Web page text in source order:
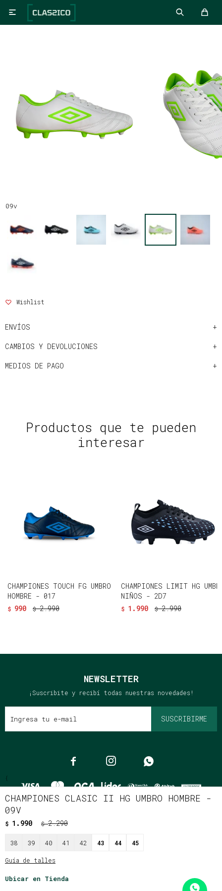

09v
CHAMPIONES CLASIC II HG UMBRO HOMBRE -
09V
$ 1.990 $ 2.290
38 39 40 41 42 43 44 45
Guía de talles
Ubicar en Tienda
ENVÍOS
CAMBIOS Y DEVOLUCIONES
MEDIOS DE PAGO
Productos que te pueden
interesar
CHAMPIONES TOUCH FG UMBRO
HOMBRE - 017
$ 990 $ 2.990
CHAMPIONES LIMIT HG
NIÑOS - 2D7
$ 1.990 $ 2.990
NEWSLETTER
¡Suscribite y recibí todas nuestras novedades!
SUSCRIBIRME
  
{